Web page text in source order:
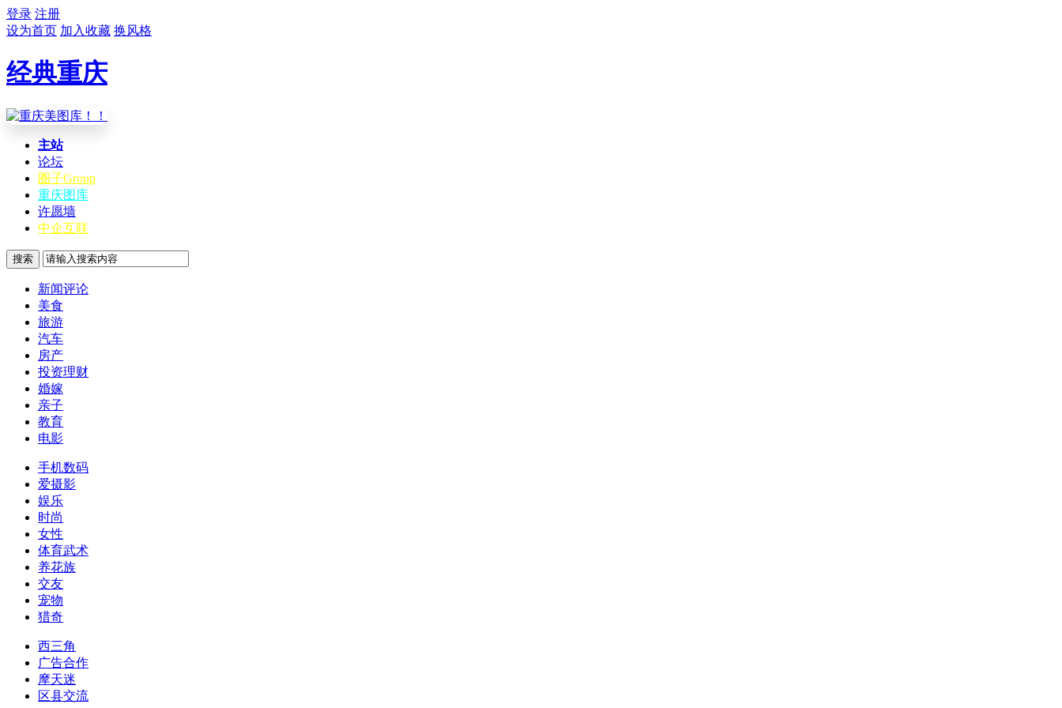
登录 注册
设为首页 加入收藏 换风格
经典重庆
主站
论坛
圈子Group
重庆图库
许愿墙
中企互联
搜索
新闻评论
美食
旅游
汽车
房产
投资理财
婚嫁
亲子
教育
电影
手机数码
爱摄影
娱乐
时尚
女性
体育武术
养花族
交友
宠物
猎奇
西三角
广告合作
摩天迷
区县交流